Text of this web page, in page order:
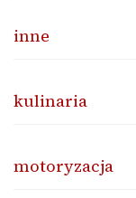
inne
kulinaria
motoryzacja